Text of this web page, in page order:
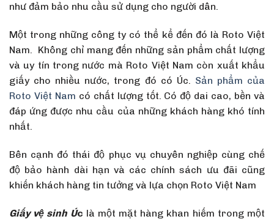
như đảm bảo nhu cầu sử dụng cho người dân.
Một trong những công ty có thể kể đến đó là Roto Việt
Nam. Không chỉ mang đến những sản phẩm chất lượng
và uy tín trong nước mà Roto Việt Nam còn xuất khẩu
giấy cho nhiều nước, trong đó có Úc. Sản phẩm của
Roto Việt Nam có chất lượng tốt. Có độ dai cao, bền và
đáp ứng được nhu cầu của những khách hàng khó tính
nhất.
Bên cạnh đó thái độ phục vụ chuyên nghiệp cùng chế
độ bảo hành dài hạn và các chính sách ưu đãi cũng
khiến khách hàng tin tưởng và lựa chọn Roto Việt Nam
Giấy vệ sinh Úc là một mặt hàng khan hiếm trong một